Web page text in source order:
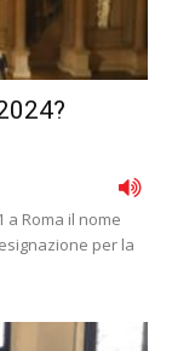
a Roma il nome
per la